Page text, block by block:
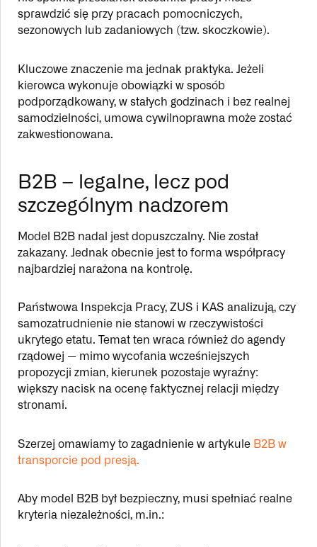
sprawdzić się przy pracach pomocniczych,
sezonowych lub zadaniowych (tzw. skoczkowie).
Kluczowe znaczenie ma jednak praktyka. Jeżeli
kierowca wykonuje obowiązki w sposób
podporządkowany, w stałych godzinach i bez realnej
samodzielności, umowa cywilnoprawna może zostać
zakwestionowana.
B2B – legalne, lecz pod
szczególnym nadzorem
Model B2B nadal jest dopuszczalny. Nie został
zakazany. Jednak obecnie jest to forma współpracy
najbardziej narażona na kontrolę.
Państwowa Inspekcja Pracy, ZUS i KAS analizują, czy
samozatrudnienie nie stanowi w rzeczywistości
ukrytego etatu. Temat ten wraca również do agendy
rządowej — mimo wycofania wcześniejszych
propozycji zmian, kierunek pozostaje wyraźny:
większy nacisk na ocenę faktycznej relacji między
stronami.
Szerzej omawiamy to zagadnienie w artykule B2B w
transporcie pod presją.
Aby model B2B był bezpieczny, musi spełniać realne
kryteria niezależności, m.in.: